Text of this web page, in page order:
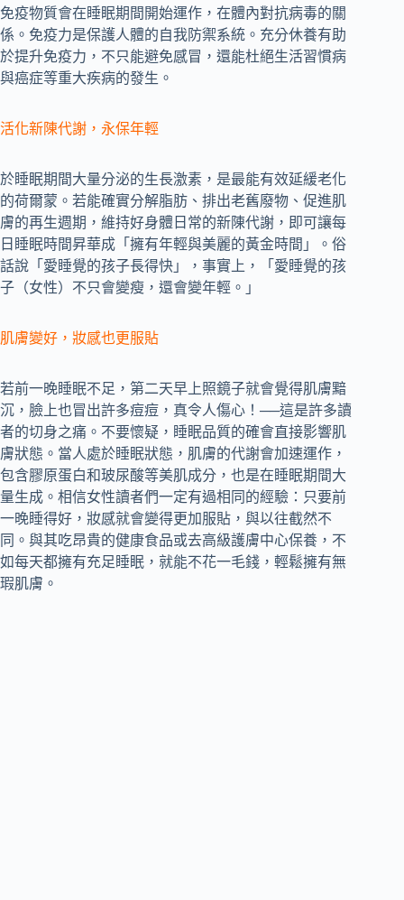
免疫物質會在睡眠期間開始運作，在體內對抗病毒的關
係。免疫力是保護人體的自我防禦系統。充分休養有助
於提升免疫力，不只能避免感冒，還能杜絕生活習慣病
與癌症等重大疾病的發生。
活化新陳代謝，永保年輕
於睡眠期間大量分泌的生長激素，是最能有效延緩老化
的荷爾蒙。若能確實分解脂肪、排出老舊廢物、促進肌
膚的再生週期，維持好身體日常的新陳代謝，即可讓每
日睡眠時間昇華成「擁有年輕與美麗的黃金時間」。俗
話說「愛睡覺的孩子長得快」，事實上，「愛睡覺的孩
子（女性）不只會變瘦，還會變年輕。」
肌膚變好，妝感也更服貼
若前一晚睡眠不足，第二天早上照鏡子就會覺得肌膚黯
沉，臉上也冒出許多痘痘，真令人傷心！──這是許多讀
者的切身之痛。不要懷疑，睡眠品質的確會直接影響肌
膚狀態。當人處於睡眠狀態，肌膚的代謝會加速運作，
包含膠原蛋白和玻尿酸等美肌成分，也是在睡眠期間大
量生成。相信女性讀者們一定有過相同的經驗：只要前
一晚睡得好，妝感就會變得更加服貼，與以往截然不
同。與其吃昂貴的健康食品或去高級護膚中心保養，不
如每天都擁有充足睡眠，就能不花一毛錢，輕鬆擁有無
瑕肌膚。